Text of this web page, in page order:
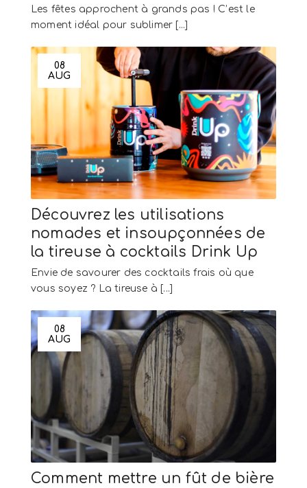
Les fêtes approchent à grands pas ! C’est le
moment idéal pour sublimer [...]
08
AUG
Découvrez les utilisations
nomades et insoupçonnées de
la tireuse à cocktails Drink Up
Envie de savourer des cocktails frais où que
vous soyez ? La tireuse à [...]
08
AUG
Comment mettre un fût de bière